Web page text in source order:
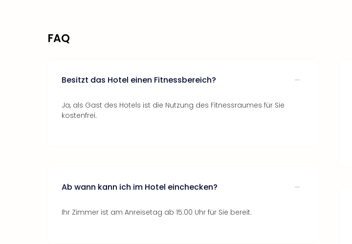
FAQ
Besitzt das Hotel einen Fitnessbereich?
Ja, als Gast des Hotels ist die Nutzung des Fitnessraumes für Sie
kostenfrei.
Ab wann kann ich im Hotel einchecken?
Ihr Zimmer ist am Anreisetag ab 15:00 Uhr für Sie bereit.